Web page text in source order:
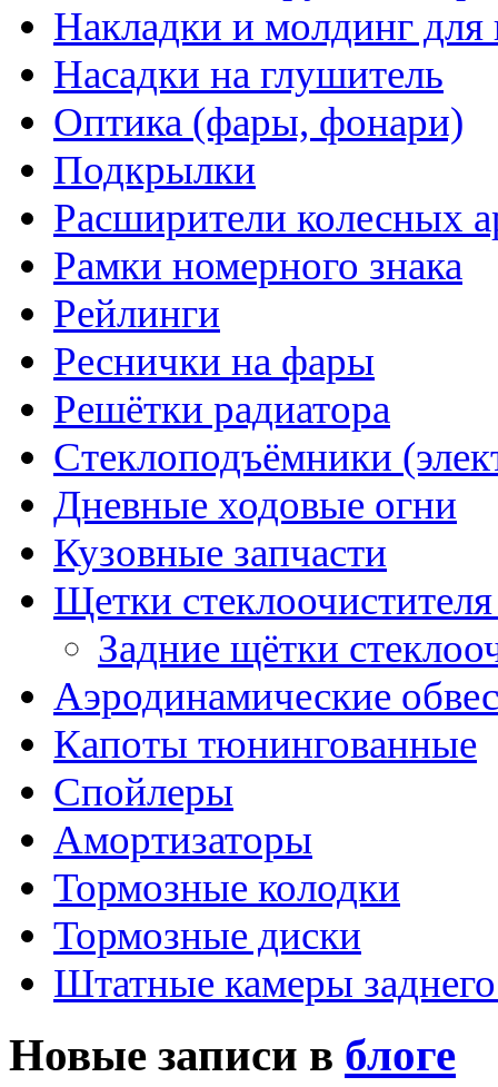
Накладки и молдинг для
Насадки на глушитель
Оптика (фары, фонари)
Подкрылки
Расширители колесных
Рамки номерного знака
Рейлинги
Реснички на фары
Решётки радиатора
Стеклоподъёмники
Дневные ходовые огни
Кузовные запчасти
Щетки
Задние щётки
Аэродинамические
Капоты тюнингованные
Спойлеры
Амортизаторы
Тормозные колодки
Тормозные диски
Штатные камеры
Новые записи в блоге